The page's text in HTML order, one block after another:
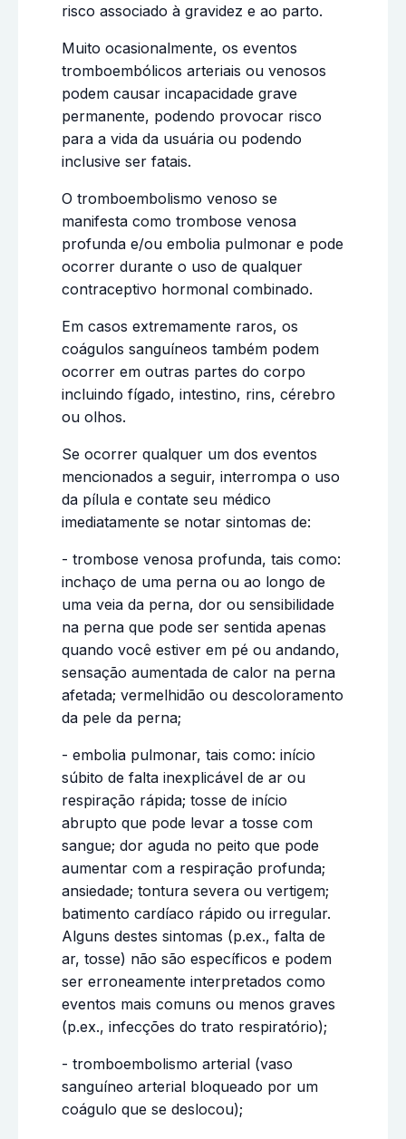
risco associado à gravidez e ao parto.
Muito ocasionalmente, os eventos
tromboembólicos arteriais ou venosos
podem causar incapacidade grave
permanente, podendo provocar risco
para a vida da usuária ou podendo
inclusive ser fatais.
O tromboembolismo venoso se
manifesta como trombose venosa
profunda e/ou embolia pulmonar e pode
ocorrer durante o uso de qualquer
contraceptivo hormonal combinado.
Em casos extremamente raros, os
coágulos sanguíneos também podem
ocorrer em outras partes do corpo
incluindo fígado, intestino, rins, cérebro
ou olhos.
Se ocorrer qualquer um dos eventos
mencionados a seguir, interrompa o uso
da pílula e contate seu médico
imediatamente se notar sintomas de:
- trombose venosa profunda, tais como:
inchaço de uma perna ou ao longo de
uma veia da perna, dor ou sensibilidade
na perna que pode ser sentida apenas
quando você estiver em pé ou andando,
sensação aumentada de calor na perna
afetada; vermelhidão ou descoloramento
da pele da perna;
- embolia pulmonar, tais como: início
súbito de falta inexplicável de ar ou
respiração rápida; tosse de início
abrupto que pode levar a tosse com
sangue; dor aguda no peito que pode
aumentar com a respiração profunda;
ansiedade; tontura severa ou vertigem;
batimento cardíaco rápido ou irregular.
Alguns destes sintomas (p.ex., falta de
ar, tosse) não são específicos e podem
ser erroneamente interpretados como
eventos mais comuns ou menos graves
(p.ex., infecções do trato respiratório);
- tromboembolismo arterial (vaso
sanguíneo arterial bloqueado por um
coágulo que se deslocou);